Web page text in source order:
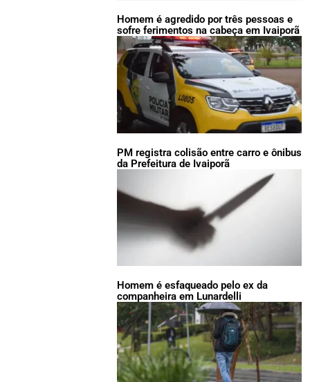
Homem é agredido por três pessoas e
sofre ferimentos na cabeça em Ivaiporã
PM registra colisão entre carro e ônibus
da Prefeitura de Ivaiporã
Homem é esfaqueado pelo ex da
companheira em Lunardelli